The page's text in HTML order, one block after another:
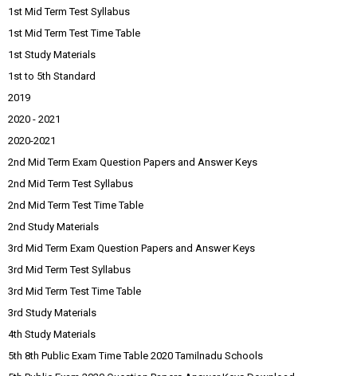
1st Mid Term Test Syllabus
1st Mid Term Test Time Table
1st Study Materials
1st to 5th Standard
2019
2020 - 2021
2020-2021
2nd Mid Term Exam Question Papers and Answer Keys
2nd Mid Term Test Syllabus
2nd Mid Term Test Time Table
2nd Study Materials
3rd Mid Term Exam Question Papers and Answer Keys
3rd Mid Term Test Syllabus
3rd Mid Term Test Time Table
3rd Study Materials
4th Study Materials
5th 8th Public Exam Time Table 2020 Tamilnadu Schools